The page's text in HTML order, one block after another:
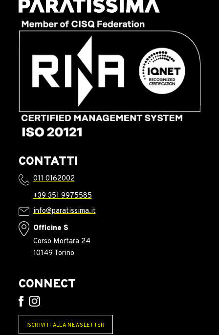
CONTATTI
011 0162002
+39 351 9975585
info@paratissima.it
Officine S
Corso Mortara 24
10149 Torino
CONNECT
ISCRIVITI ALLA NEWSLETTER